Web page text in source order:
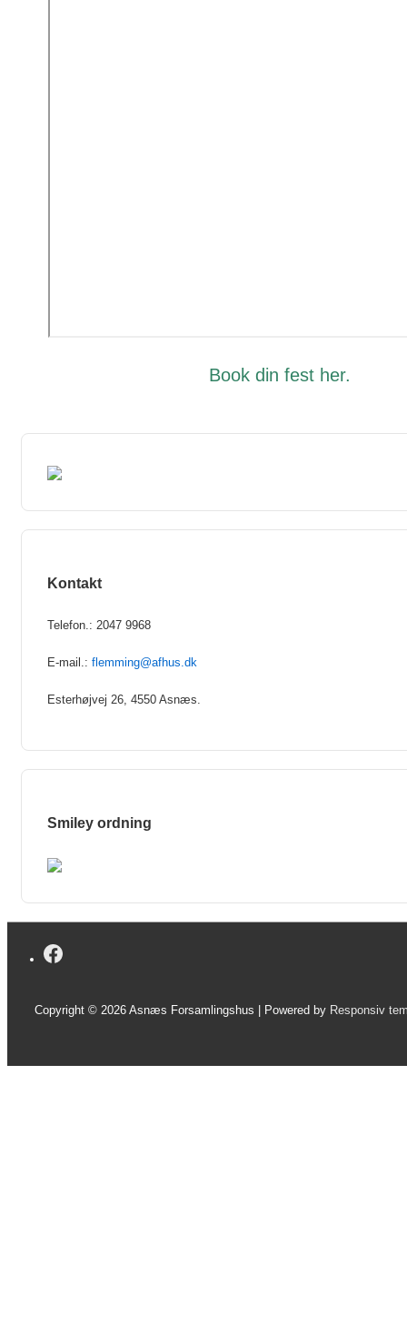
Book din fest her.
Kontakt
Telefon.: 2047 9968
E-mail.: flemming@afhus.dk
Esterhøjvej 26, 4550 Asnæs.
Smiley ordning
Copyright © 2026 Asnæs Forsamlingshus | Powered by Responsiv